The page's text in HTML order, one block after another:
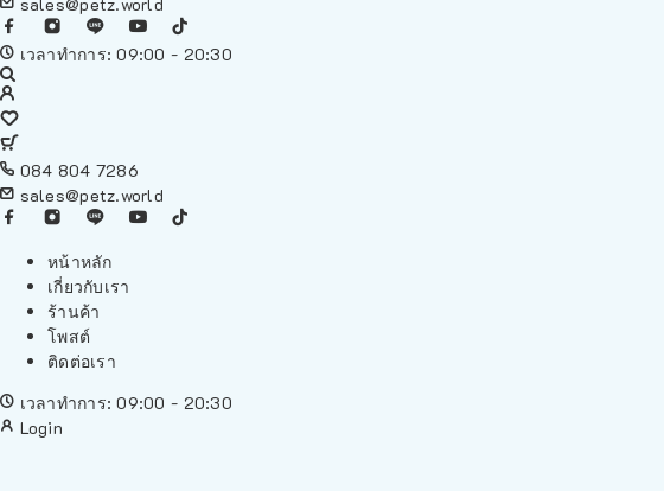
เวลาทำการ: 09:00 - 20:30
084 804 7286
sales@petz.world
หน้าหลัก
เกี่ยวกับเรา
ร้านค้า
โพสต์
ติดต่อเรา
เวลาทำการ: 09:00 - 20:30
Login